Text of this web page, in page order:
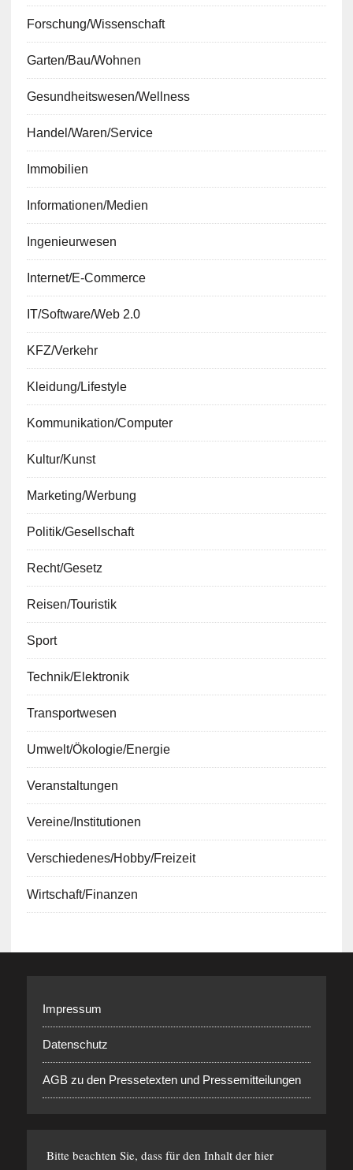
Forschung/Wissenschaft
Garten/Bau/Wohnen
Gesundheitswesen/Wellness
Handel/Waren/Service
Immobilien
Informationen/Medien
Ingenieurwesen
Internet/E-Commerce
IT/Software/Web 2.0
KFZ/Verkehr
Kleidung/Lifestyle
Kommunikation/Computer
Kultur/Kunst
Marketing/Werbung
Politik/Gesellschaft
Recht/Gesetz
Reisen/Touristik
Sport
Technik/Elektronik
Transportwesen
Umwelt/Ökologie/Energie
Veranstaltungen
Vereine/Institutionen
Verschiedenes/Hobby/Freizeit
Wirtschaft/Finanzen
Impressum
Datenschutz
AGB zu den Pressetexten und Pressemitteilungen
Bitte beachten Sie, dass für den Inhalt der hier